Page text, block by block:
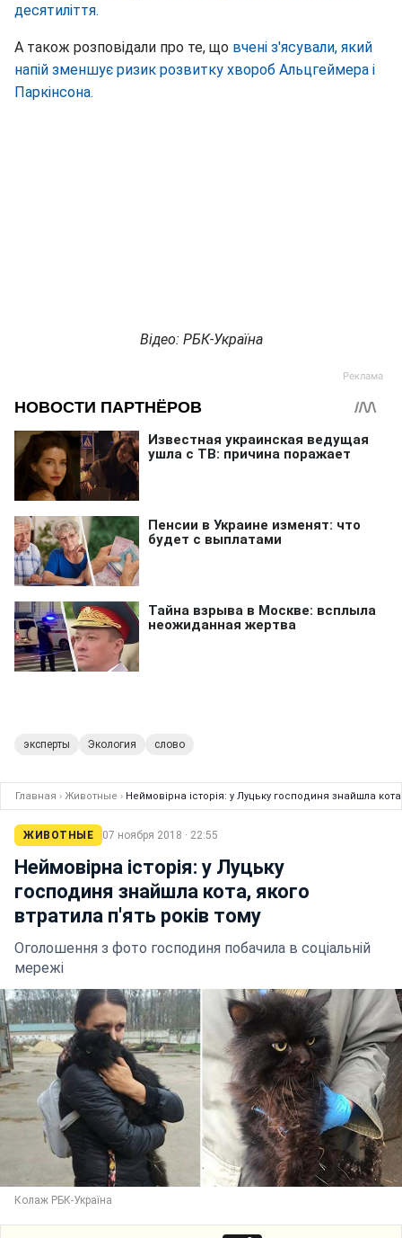
десятиліття.
А також розповідали про те, що вчені з'ясували, який
напій зменшує ризик розвитку хвороб Альцгеймера і
Паркінсона.
Відео: РБК-Україна
эксперты Экология слово
Главная › Животные › Неймовірна історія: у Луцьку господиня знайшла
ЖИВОТНЫЕ 07 ноября 2018 · 22:55
Неймовірна історія: у Луцьку
господиня знайшла кота, якого
втратила п'ять років тому
Оголошення з фото господиня побачила в соціальній
мережі
Колаж РБК-Україна